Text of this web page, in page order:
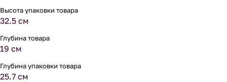
Высота упаковки товара
32.5 см
Глубина товара
19 см
Глубина упаковки товара
25.7 см